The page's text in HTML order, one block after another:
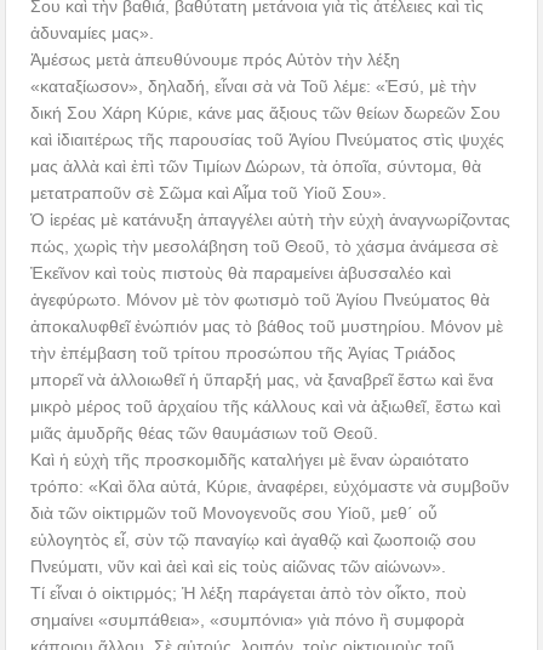
Σου καὶ τὴν βαθιά, βαθύτατη μετάνοια γιὰ τὶς ἀτέλειες καὶ τὶς
ἀδυναμίες μας».
Ἀμέσως μετὰ ἀπευθύνουμε πρός Αὐτὸν τὴν λέξη
«καταξίωσον», δηλαδή, εἶναι σὰ νὰ Τοῦ λέμε: «Ἐσύ, μὲ τὴν
δική Σου Χάρη Κύριε, κάνε μας ἄξιους τῶν θείων δωρεῶν Σου
καὶ ἰδιαιτέρως τῆς παρουσίας τοῦ Ἁγίου Πνεύματος στὶς ψυχές
μας ἀλλὰ καὶ ἐπὶ τῶν Τιμίων Δώρων, τὰ ὁποῖα, σύντομα, θὰ
μετατραποῦν σὲ Σῶμα καὶ Αἷμα τοῦ Υἱοῦ Σου».
Ὁ ἱερέας μὲ κατάνυξη ἀπαγγέλει αὐτὴ τὴν εὐχὴ ἀναγνωρίζοντας
πώς, χωρὶς τὴν μεσολάβηση τοῦ Θεοῦ, τὸ χάσμα ἀνάμεσα σὲ
Ἐκεῖνον καὶ τοὺς πιστοὺς θὰ παραμείνει ἀβυσσαλέο καὶ
ἀγεφύρωτο. Μόνον μὲ τὸν φωτισμὸ τοῦ Ἁγίου Πνεύματος θὰ
ἀποκαλυφθεῖ ἐνώπιόν μας τὸ βάθος τοῦ μυστηρίου. Μόνον μὲ
τὴν ἐπέμβαση τοῦ τρίτου προσώπου τῆς Ἁγίας Τριάδος
μπορεῖ νὰ ἀλλοιωθεῖ ἡ ὕπαρξή μας, νὰ ξαναβρεῖ ἔστω καὶ ἕνα
μικρὸ μέρος τοῦ ἀρχαίου τῆς κάλλους καὶ νὰ ἀξιωθεῖ, ἔστω καὶ
μιᾶς ἀμυδρῆς θέας τῶν θαυμάσιων τοῦ Θεοῦ.
Καὶ ἡ εὐχὴ τῆς προσκομιδῆς καταλήγει μὲ ἕναν ὡραιότατο
τρόπο: «Καὶ ὅλα αὐτά, Κύριε, ἀναφέρει, εὐχόμαστε νὰ συμβοῦν
διὰ τῶν οἰκτιρμῶν τοῦ Μονογενοῦς σου Υἱοῦ, μεθ΄ οὗ
εὐλογητὸς εἶ, σὺν τῷ παναγίῳ καὶ ἀγαθῷ καὶ ζωοποιῷ σου
Πνεύματι, νῦν καὶ ἀεὶ καὶ εἰς τοὺς αἰῶνας τῶν αἰώνων».
Τί εἶναι ὁ οἰκτιρμός; Ἡ λέξη παράγεται ἀπὸ τὸν οἶκτο, ποὺ
σημαίνει «συμπάθεια», «συμπόνια» γιὰ πόνο ἢ συμφορὰ